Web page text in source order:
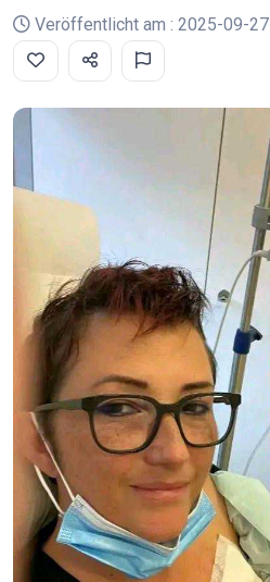
Veröffentlicht am : 2025-09-27